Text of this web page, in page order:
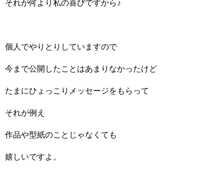
それが何より私の喜びですから♪
個人でやりとりしていますので
今まで公開したことはあまりなかったけど
たまにひょっこりメッセージをもらって
それが例え
作品や型紙のことじゃなくても
嬉しいですよ。